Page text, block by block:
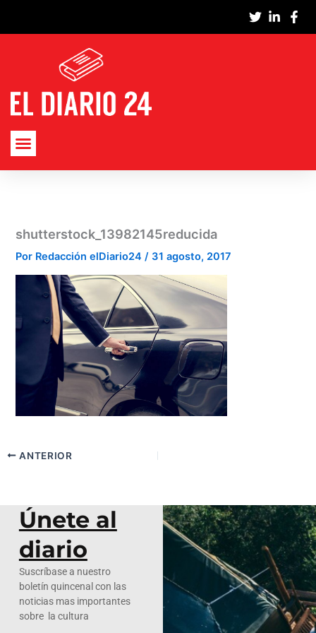
shutterstock_13982145reducida
Por Redacción elDiario24/ 31 agosto, 2017
ANTERIOR
Únete al
diario
Suscríbase a nuestro
boletín quincenal con las
noticias mas importantes
sobre la cultura